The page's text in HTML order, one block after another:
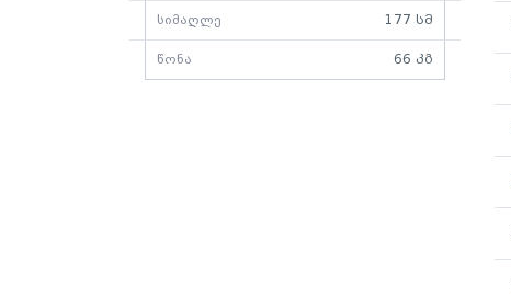
სიმაღლე 177 სმ
წონა 66 კგ